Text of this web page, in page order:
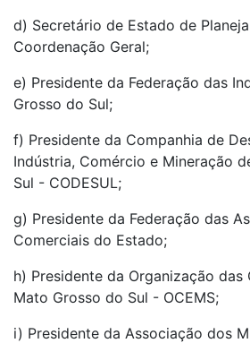
d) Secretário de Estado de
Coordenação Geral;
e) Presidente da Federação das
Grosso do Sul;
f) Presidente da Companhia de
Indústria, Comércio e Mineração
Sul - CODESUL;
g) Presidente da Federação das
Comerciais do Estado;
h) Presidente da Organização
Mato Grosso do Sul - OCEMS;
i) Presidente da Associação dos